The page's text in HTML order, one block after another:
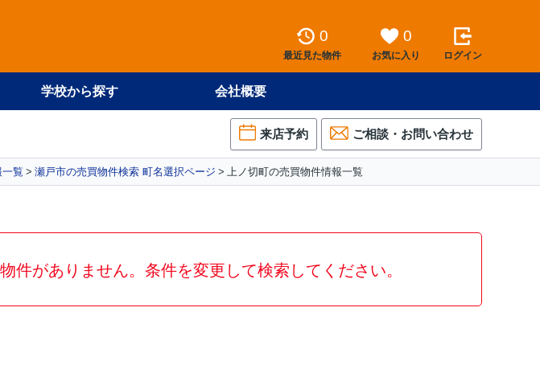
0
最近見た物件
0
お気に入り ログイン
学校から探す 会社概要
来店予約 ご相談・お問い合わせ
覧 瀬戸市の売買物件検索 町名選択ページ 上ノ切町の売買物件情報一覧
件がありません。条件を変更して検索してください。